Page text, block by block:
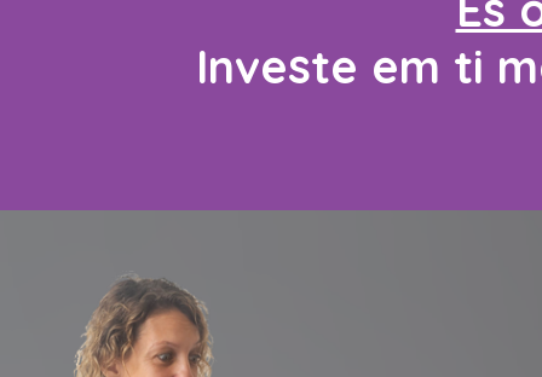
Investe em ti